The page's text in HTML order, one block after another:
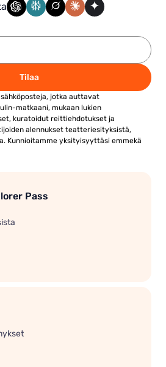
Tilaa
jotka auttavat
matkaani, mukaan lukien
kuratoidut reittiehdotukset ja
alennukset teatteriesityksistä,
Kunnioitamme yksityisyyttäsi emmekä
Pass